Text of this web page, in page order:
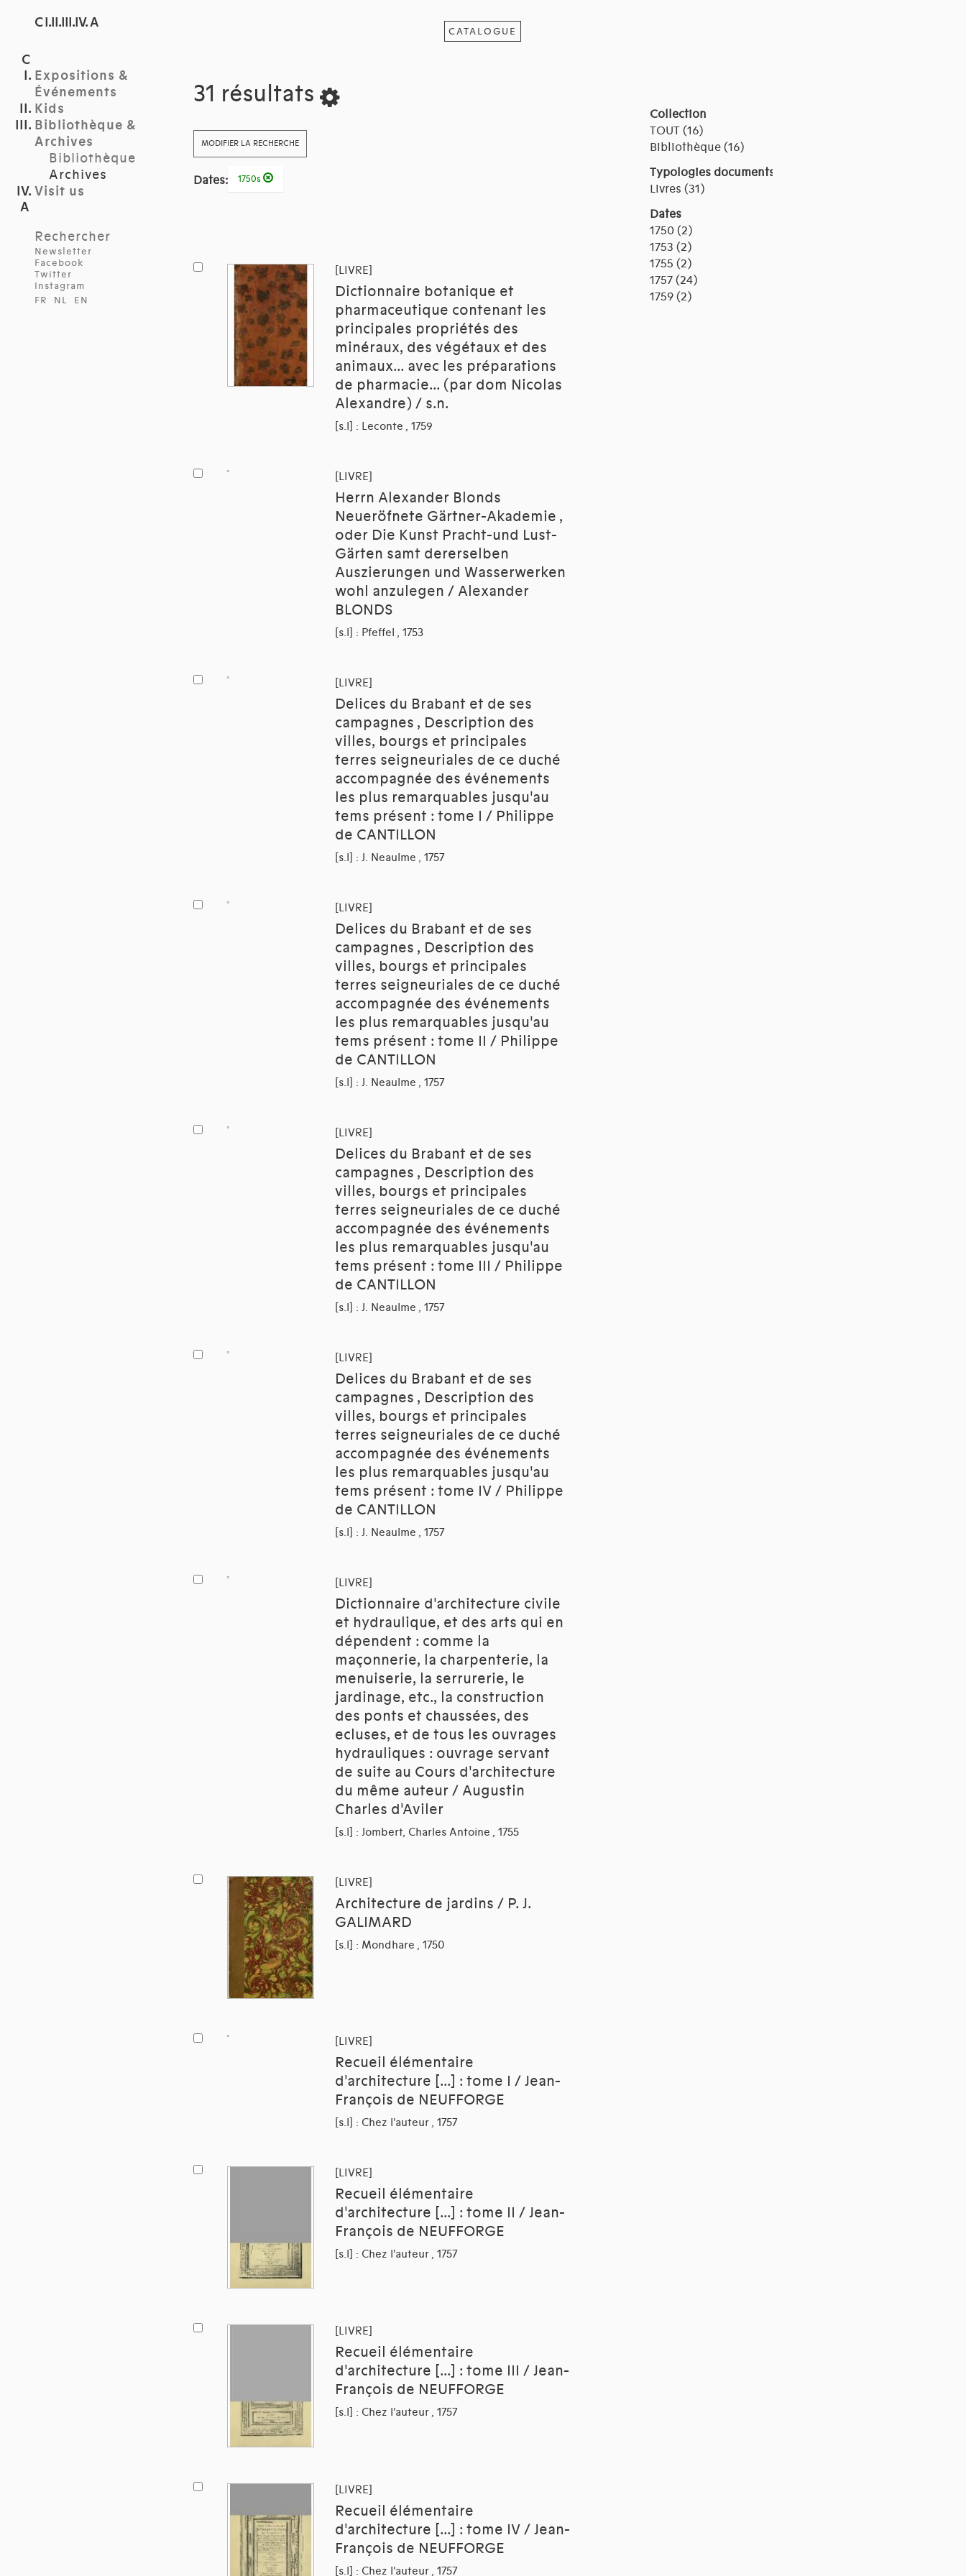
C I.II.III.IV. A
Expositions &
Événements
Kids
Bibliothèque &
Archives
Bibliothèque
Archives
Visit us
Rechercher
Newsletter
Facebook
Twitter
Instagram
FR
NL EN
CATALOGUE
31 résultats
MODIFIER LA RECHERCHE
Dates: 1750s
[LIVRE]
Dictionnaire botanique et
pharmaceutique contenant les
principales propriétés des
minéraux, des végétaux et des
animaux... avec les préparations
de pharmacie... (par dom Nicolas
Alexandre) / s.n.
[s.l] : Leconte , 1759
[LIVRE]
Herrn Alexander Blonds
Neueröfnete Gärtner-Akademie ,
oder Die Kunst Pracht-und Lust-
Gärten samt dererselben
Auszierungen und Wasserwerken
wohl anzulegen / Alexander
BLONDS
[s.l] : Pfeffel , 1753
[LIVRE]
Delices du Brabant et de ses
campagnes , Description des
villes, bourgs et principales
terres seigneuriales de ce duché
accompagnée des événements
les plus remarquables jusqu'au
tems présent : tome I / Philippe
de CANTILLON
[s.l] : J. Neaulme , 1757
[LIVRE]
Delices du Brabant et de ses
campagnes , Description des
villes, bourgs et principales
terres seigneuriales de ce duché
accompagnée des événements
les plus remarquables jusqu'au
tems présent : tome II / Philippe
de CANTILLON
[s.l] : J. Neaulme , 1757
[LIVRE]
Delices du Brabant et de ses
campagnes , Description des
villes, bourgs et principales
terres seigneuriales de ce duché
accompagnée des événements
les plus remarquables jusqu'au
tems présent : tome III / Philippe
de CANTILLON
[s.l] : J. Neaulme , 1757
[LIVRE]
Delices du Brabant et de ses
campagnes , Description des
villes, bourgs et principales
terres seigneuriales de ce duché
accompagnée des événements
les plus remarquables jusqu'au
tems présent : tome IV / Philippe
de CANTILLON
[s.l] : J. Neaulme , 1757
[LIVRE]
Dictionnaire d'architecture civile
et hydraulique, et des arts qui en
dépendent : comme la
maçonnerie, la charpenterie, la
menuiserie, la serrurerie, le
jardinage, etc., la construction
des ponts et chaussées, des
ecluses, et de tous les ouvrages
hydrauliques : ouvrage servant
de suite au Cours d'architecture
du même auteur / Augustin
Charles d'Aviler
[s.l] : Jombert, Charles Antoine , 1755
[LIVRE]
Architecture de jardins / P. J.
GALIMARD
[s.l] : Mondhare , 1750
[LIVRE]
Recueil élémentaire
d'architecture [...] : tome I / Jean-
François de NEUFFORGE
[s.l] : Chez l'auteur , 1757
[LIVRE]
Recueil élémentaire
d'architecture [...] : tome II / Jean-
François de NEUFFORGE
[s.l] : Chez l'auteur , 1757
[LIVRE]
Recueil élémentaire
d'architecture [...] : tome III / Jean-
François de NEUFFORGE
[s.l] : Chez l'auteur , 1757
[LIVRE]
Recueil élémentaire
d'architecture [...] : tome IV / Jean-
François de NEUFFORGE
[s.l] : Chez l'auteur , 1757
Collection
TOUT (16)
Bibliothèque (16)
Typologies documents
Livres (31)
Dates
1750 (2)
1753 (2)
1755 (2)
1757 (24)
1759 (2)